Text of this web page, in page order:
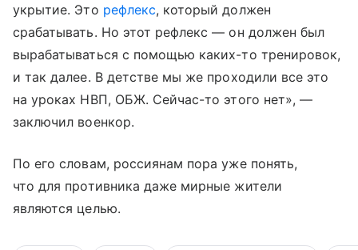
укрытие. Это рефлекс, который должен
срабатывать. Но этот рефлекс — он должен был
вырабатываться с помощью каких-то тренировок,
и так далее. В детстве мы же проходили все это
на уроках НВП, ОБЖ. Сейчас-то этого нет», —
заключил военкор.
По его словам, россиянам пора уже понять,
что для противника даже мирные жители
являются целью.